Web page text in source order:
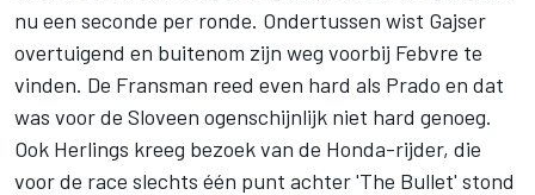
nu een seconde per ronde. Ondertussen wist Gajser
overtuigend en buitenom zijn weg voorbij Febvre te
vinden. De Fransman reed even hard als Prado en dat
was voor de Sloveen ogenschijnlijk niet hard genoeg.
Ook Herlings kreeg bezoek van de Honda-rijder, die
voor de race slechts één punt achter 'The Bullet' stond